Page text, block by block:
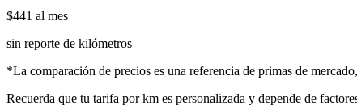
$441 al mes
sin reporte de kilómetros
*La comparación de precios es una referencia de primas de
Recuerda que tu tarifa por km es personalizada y depende de